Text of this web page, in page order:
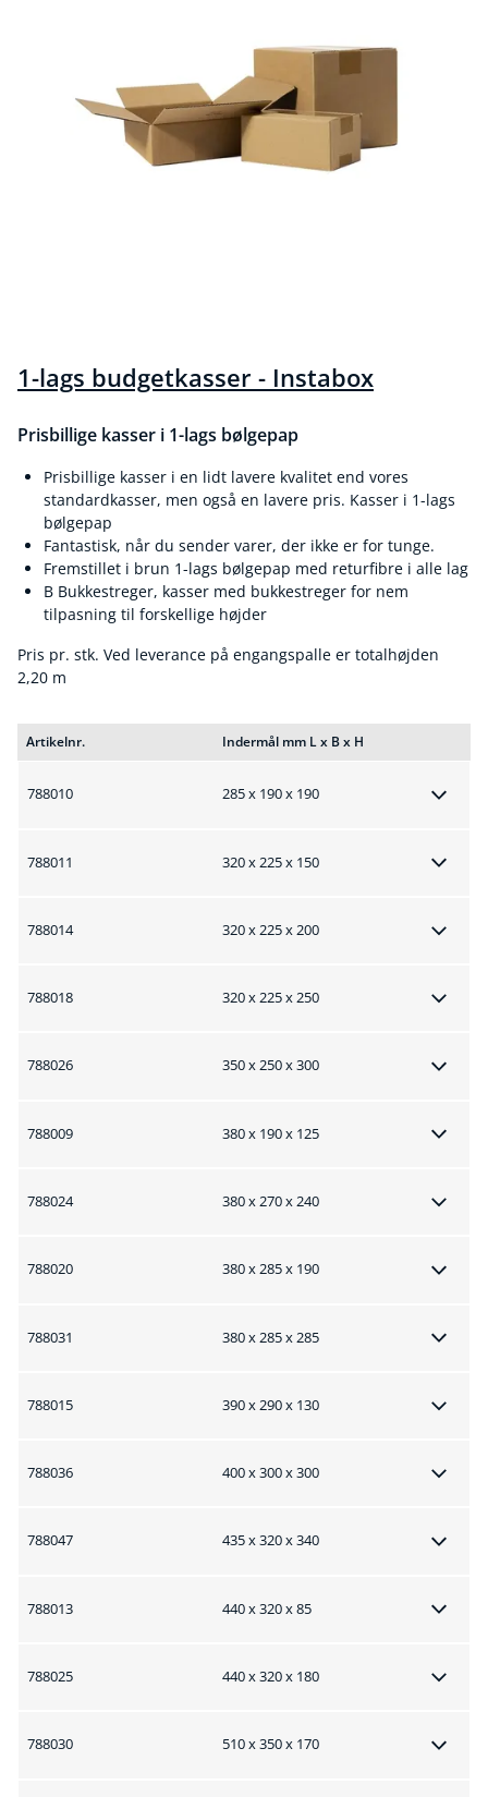
1-lags budgetkasser - Instabox
Prisbillige kasser i 1-lags bølgepap
Prisbillige kasser i en lidt lavere kvalitet end vores
standardkasser, men også en lavere pris. Kasser i 1-lags
bølgepap
Fantastisk, når du sender varer, der ikke er for tunge.
Fremstillet i brun 1-lags bølgepap med returfibre i alle lag
B Bukkestreger, kasser med bukkestreger for nem
tilpasning til forskellige højder
Pris pr. stk. Ved leverance på engangspalle er totalhøjden
2,20 m
Artikelnr. Indermål mm L x B x H
788010 285 x 190 x 190
788011 320 x 225 x 150
788014 320 x 225 x 200
788018 320 x 225 x 250
788026 350 x 250 x 300
788009 380 x 190 x 125
788024 380 x 270 x 240
788020 380 x 285 x 190
788031 380 x 285 x 285
788015 390 x 290 x 130
788036 400 x 300 x 300
788047 435 x 320 x 340
788013 440 x 320 x 85
788025 440 x 320 x 180
788030 510 x 350 x 170